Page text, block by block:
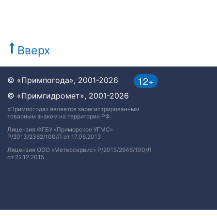
Вверх
12+
© «Примпогода», 2001-2026
© «Примгидромет», 2001-2026
«Примпогода» является зарегистрированным
товарным знаком на территории РФ.
Лицензия ФГБУ «Приморское УГМС»
Р/2013/2362/100/Л от 17.06.2013
Лицензия ООО «Метеосервис» Р/2015/2946/100/Л
от 22.12.2015